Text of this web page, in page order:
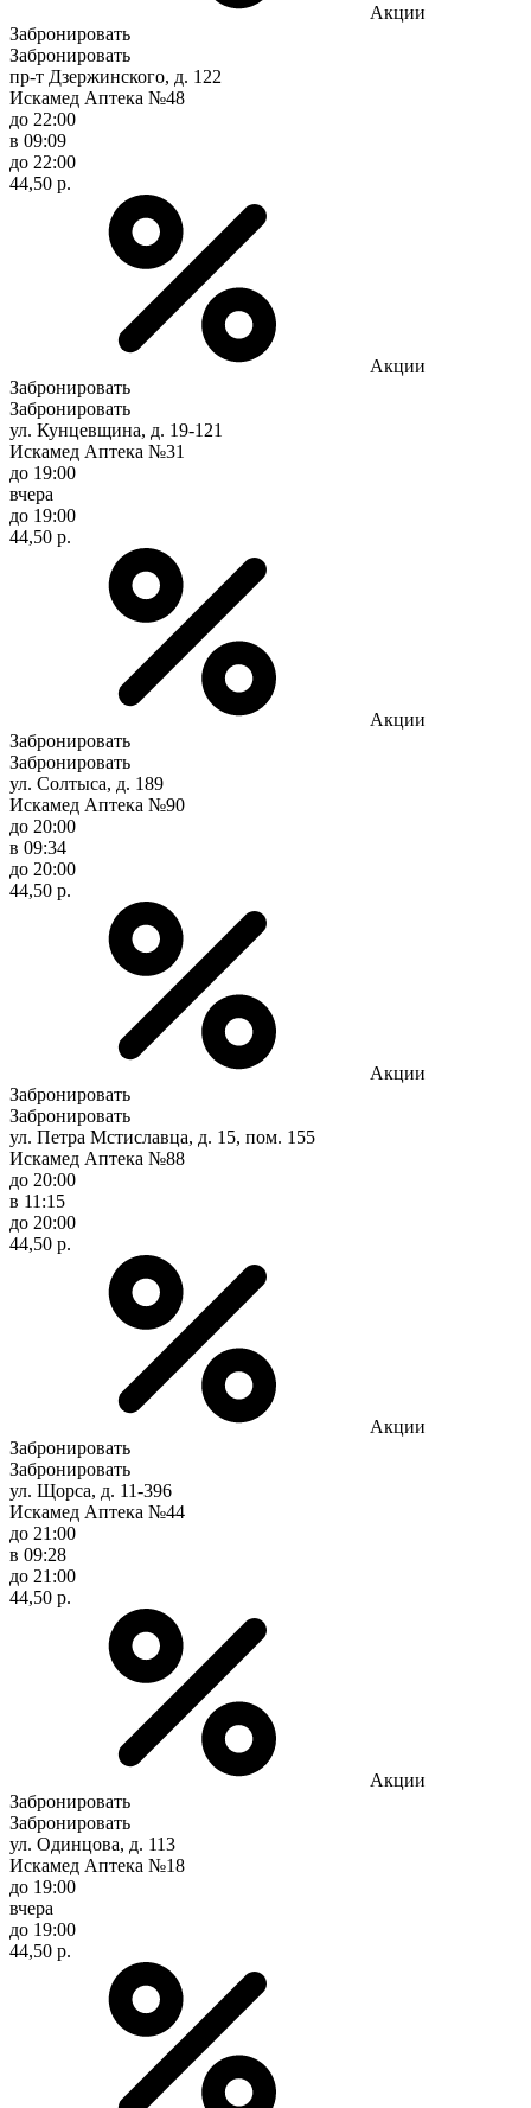
Акции
Забронировать
Забронировать
пр-т Дзержинского, д. 122
Искамед Аптека №48
до 22:00
в 09:09
до 22:00
44,50 р.
Акции
Забронировать
Забронировать
ул. Кунцевщина, д. 19-121
Искамед Аптека №31
до 19:00
вчера
до 19:00
44,50 р.
Акции
Забронировать
Забронировать
ул. Солтыса, д. 189
Искамед Аптека №90
до 20:00
в 09:34
до 20:00
44,50 р.
Акции
Забронировать
Забронировать
ул. Петра Мстиславца, д. 15, пом. 155
Искамед Аптека №88
до 20:00
в 11:15
до 20:00
44,50 р.
Акции
Забронировать
Забронировать
ул. Щорса, д. 11-396
Искамед Аптека №44
до 21:00
в 09:28
до 21:00
44,50 р.
Акции
Забронировать
Забронировать
ул. Одинцова, д. 113
Искамед Аптека №18
до 19:00
вчера
до 19:00
44,50 р.